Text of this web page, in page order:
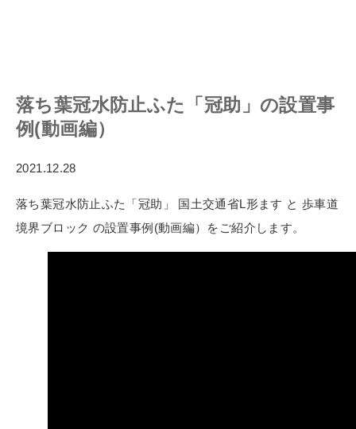
落ち葉冠水防止ふた「冠助」の設置事
例(動画編）
2021.12.28
落ち葉冠水防止ふた「冠助」 国土交通省L形ます と 歩車道
境界ブロック の設置事例(動画編）をご紹介します。